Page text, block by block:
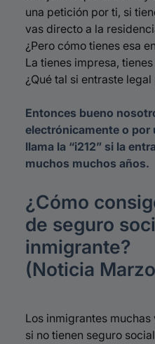
una petición por ti, si
vas directo a la
¿Pero cómo tienes esa
La tienes impresa,
¿Qué tal si entraste
Entonces bueno
electrónicamente o por
llama la “i212” si la
muchos muchos años.
¿Cómo
de seguro
inmigrante?
(Noticia
Los inmigrantes
si no tienen seguro